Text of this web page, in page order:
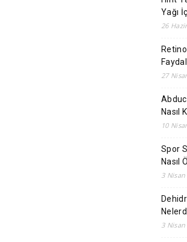
Yağı
26
27
Nasıl
10
Spor
Nasıl
3 Nisan
3 Nisan